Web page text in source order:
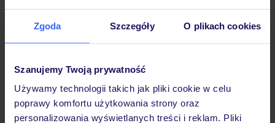
Zgoda Szczegóły O plikach cookies
Szanujemy Twoją prywatność
Używamy technologii takich jak pliki cookie w celu
poprawy komfortu użytkowania strony oraz
personalizowania wyświetlanych treści i reklam. Pliki
Pokoje